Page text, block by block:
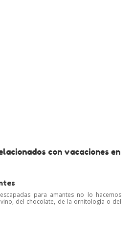
con vacaciones en
para amantes no lo hacemos
del chocolate, de la ornitología o del